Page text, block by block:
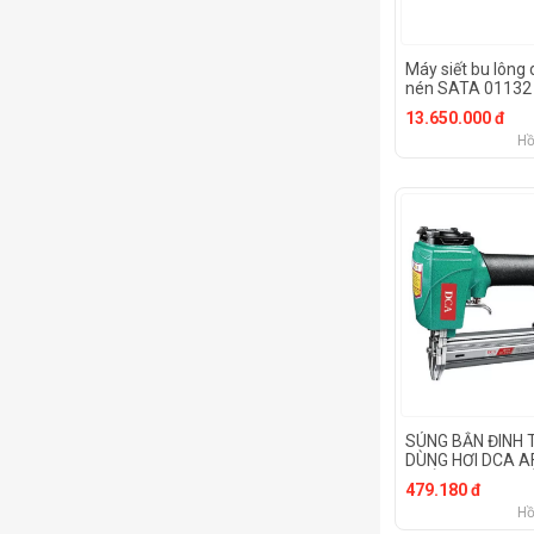
Máy siết bu lông
nén SATA 01132
13.650.000 đ
SÚNG BẮN ĐINH
DÙNG HƠI DCA
[CHÍNH HÃNG]
ĐINH HƠI DCA
BẮN ĐINH
479.180 đ